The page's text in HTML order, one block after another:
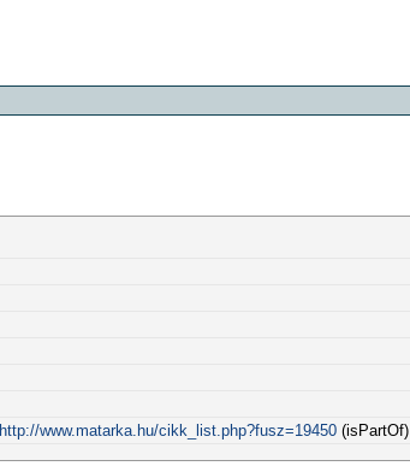
http://www.matarka.hu/cikk_list.php?fusz=19450(isPartOf)